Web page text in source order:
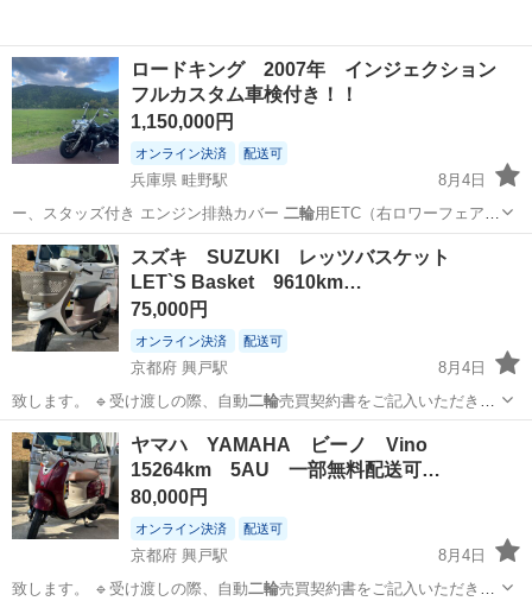
ロードキング 2007年 インジェクション
フルカスタム車検付き！！
1,150,000円
オンライン決済 配送可
兵庫県 畦野駅
8月4日
ー、スタッズ付き エンジン排熱カバー 二輪用ETC（右ロワーフェアリ
ング内） ヘ…
兵庫 川西市 畦野駅
スズキ SUZUKI レッツバスケット
LET`S Basket 9610km…
75,000円
オンライン決済 配送可
京都府 興戸駅
8月4日
致します。 🔹受け渡しの際、自動二輪売買契約書をご記入いただきま
す。 …
京都 京田辺市 SUZUKI
ヤマハ YAMAHA ビーノ Vino
15264km 5AU 一部無料配送可…
80,000円
オンライン決済 配送可
京都府 興戸駅
8月4日
致します。 🔹受け渡しの際、自動二輪売買契約書をご記入いただきま